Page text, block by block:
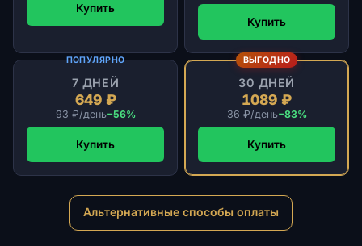
Купить
Купить
ПОПУЛЯРНО
7 ДНЕЙ
649 ₽
93 ₽/день−56%
Купить
ВЫГОДНО
30 ДНЕЙ
1089 ₽
36 ₽/день−83%
Купить
Альтернативные способы оплаты